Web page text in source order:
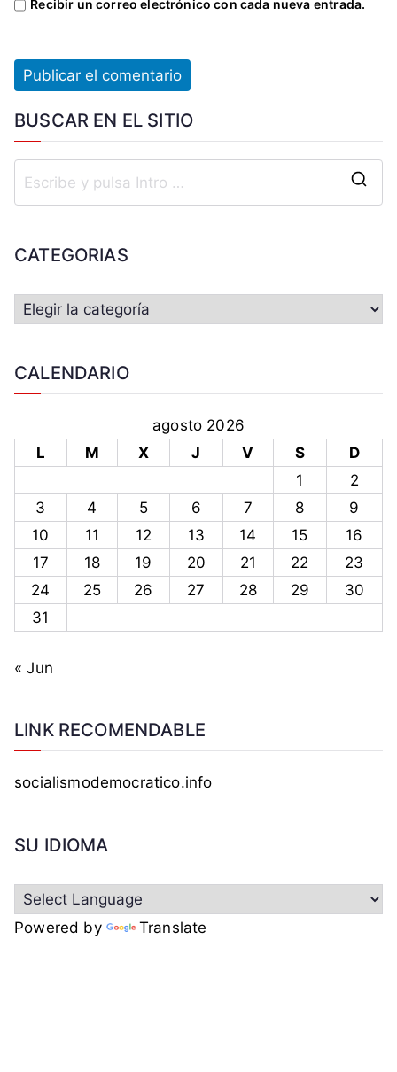
Recibir un correo electrónico con cada nueva entrada.
BUSCAR EN EL SITIO
CATEGORIAS
CALENDARIO
agosto 2026
L
M X J V S
D
1
2
3
4 5 6 7 8
9
10
11 12 13 14 15
16
17
18 19 20 21 22
23
24
25 26 27 28 29
30
31
« Jun
LINK RECOMENDABLE
socialismodemocratico.info
SU IDIOMA
Powered by Translate